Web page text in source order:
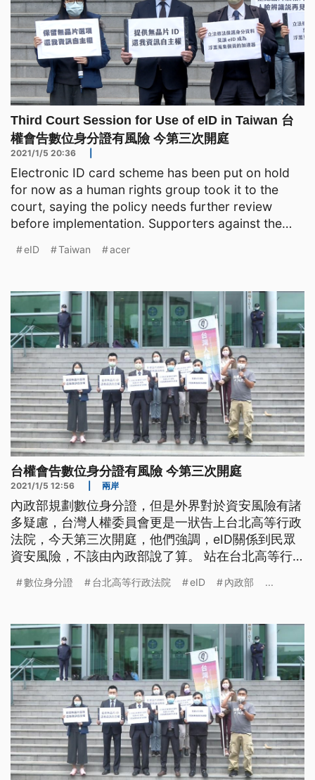
Third Court Session for Use of eID in Taiwan 台
權會告數位身分證有風險 今第三次開庭
2021/1/5 20:36
Electronic ID card scheme has been put on hold
for now as a human rights group took it to the
court, saying the policy needs further review
before implementation. Supporters against the
eID Taiwan acer
台權會告數位身分證有風險 今第三次開庭
2021/1/5 12:56 兩岸
內政部規劃數位身分證，但是外界對於資安風險有諸
多疑慮，台灣人權委員會更是一狀告上台北高等行政
法院，今天第三次開庭，他們強調，eID關係到民眾
資安風險，不該由內政部說了算。 站在台北高等行
政部規劃發行數位身分證，也就是eID，可能帶來的
師團召集人林煜騰呼籲：「律團非常的期待希望到最
後，內政部可以直接滾動式修正
數位身分證 台北高等行政法院 eID 內政部 ...